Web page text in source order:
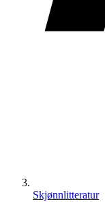
Skjønnlitteratur